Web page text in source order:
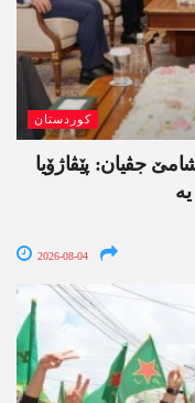
کوردستان
جڤیان: پێڤاژۆیا
2026-08-04